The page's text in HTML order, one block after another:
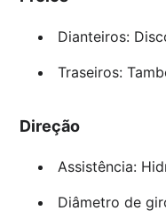
Dianteiros:
Traseiros:
Direção
Assistência:
Diâmetro de